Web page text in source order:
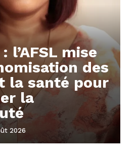
l’AFSL mise
des
la santé pour
la
2026